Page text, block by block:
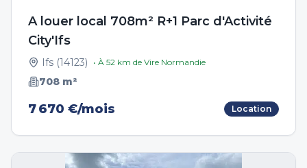
A louer local 708m² R+1 Parc d'Activité
City'Ifs
Ifs (14123) • À 52 km de Vire Normandie
708 m²
7 670 €/mois Location